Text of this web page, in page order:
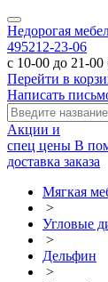
Недорогая
495212-23-06
с 10-00 до 21-
Перейти в
Написать
Акции и
спец цены В
доставка заказа
Мягкая
>
Угловые
>
Дельфин
>